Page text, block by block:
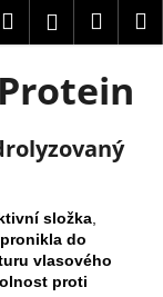
HledatPřihlášení
složka
do
vlasového
proti